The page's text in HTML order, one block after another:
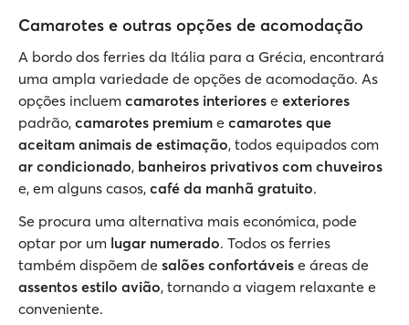
Camarotes e outras opções de acomodação
A bordo dos ferries da Itália para a Grécia, encontrará
uma ampla variedade de opções de acomodação. As
opções incluem camarotes interiores e exteriores
padrão, camarotes premium e camarotes que
aceitam animais de estimação, todos equipados com
ar condicionado, banheiros privativos com chuveiros
e, em alguns casos, café da manhã gratuito.
Se procura uma alternativa mais económica, pode
optar por um lugar numerado. Todos os ferries
também dispõem de salões confortáveis e áreas de
assentos estilo avião, tornando a viagem relaxante e
conveniente.